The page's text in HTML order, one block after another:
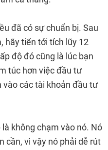
đã có sự chuẩn bị. Sau
hãy tiến tới tích lũy 12
độ đó cũng là lúc bạn
túc hơn việc đầu tư
các tài khoản đầu tư
không chạm vào nó. Nó
cần, vì vậy nó phải dễ rút